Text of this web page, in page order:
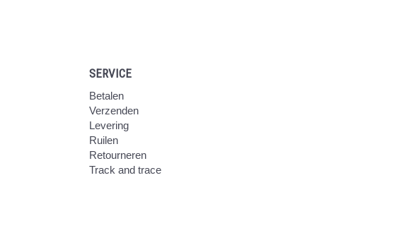
SERVICE
Betalen
Verzenden
Levering
Ruilen
Retourneren
Track and trace